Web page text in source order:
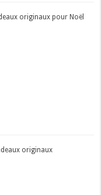
originaux pour Noël
originaux